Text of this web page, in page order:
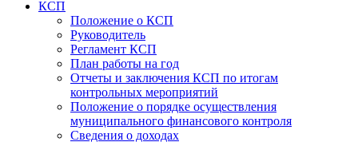
КСП
Положение о КСП
Руководитель
Регламент КСП
План работы на год
Отчеты и заключения КСП по итогам
контрольных мероприятий
Положение о порядке осуществления
муниципального финансового контроля
Сведения о доходах